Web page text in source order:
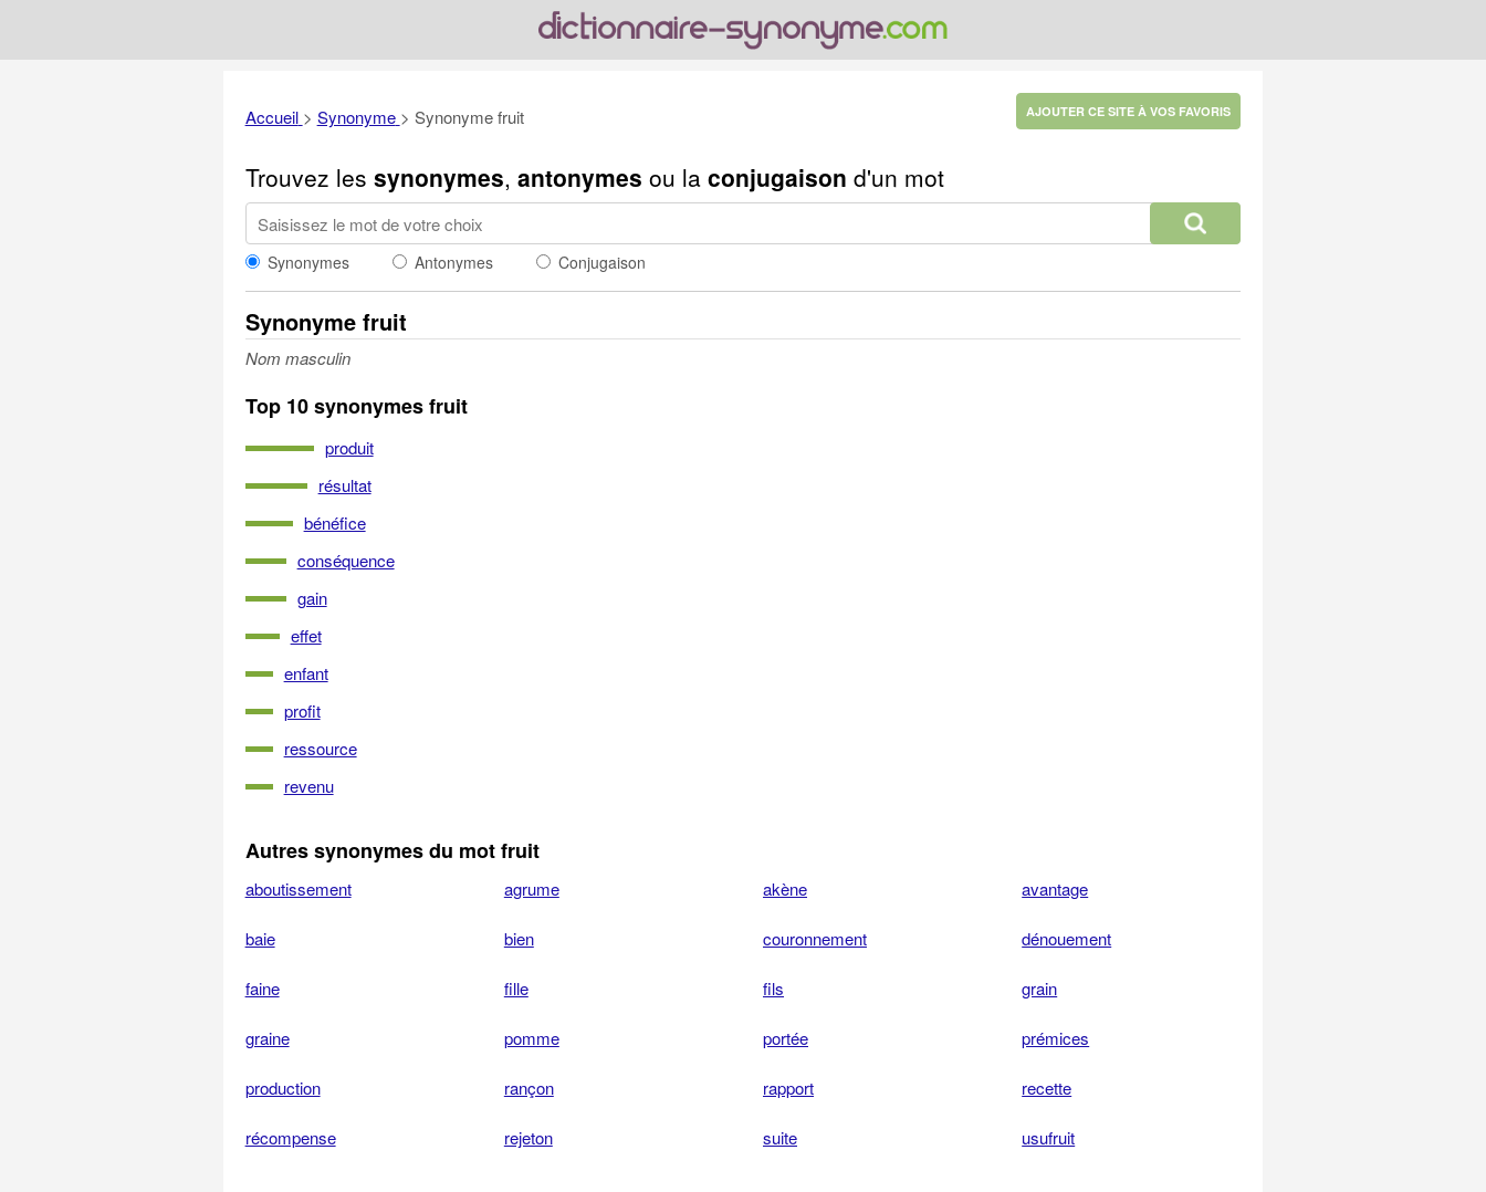
Accueil > Synonyme > Synonyme fruit AJOUTER CE SITE À VOS FAVORIS
Trouvez les synonymes, antonymes ou la conjugaison d'un mot
Synonymes Antonymes Conjugaison
Synonyme fruit
Nom masculin
Top 10 synonymes fruit
produit
résultat
bénéfice
conséquence
gain
effet
enfant
profit
ressource
revenu
Autres synonymes du mot fruit
aboutissement agrume akène avantage
baie bien couronnement dénouement
faine fille fils grain
graine pomme portée prémices
production rançon rapport recette
récompense rejeton suite usufruit